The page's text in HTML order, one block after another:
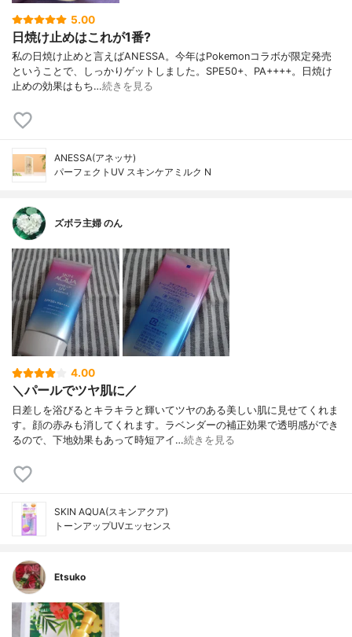
5.00
日焼け止めはこれが1番?
私の日焼け止めと言えばANESSA。今年はPokemonコラボが限定発売
ということで、しっかりゲットしました。SPE50+、PA++++。日焼け
止めの効果はもち…続きを見る
ANESSA(アネッサ)
パーフェクトUV スキンケアミルク N
ズボラ主婦 のん
4.00
＼パールでツヤ肌に／
日差しを浴びるとキラキラと輝いてツヤのある美しい肌に見せてくれま
す。顔の赤みも消してくれます。ラベンダーの補正効果で透明感ができ
るので、下地効果もあって時短アイ…続きを見る
SKIN AQUA(スキンアクア)
トーンアップUVエッセンス
Etsuko